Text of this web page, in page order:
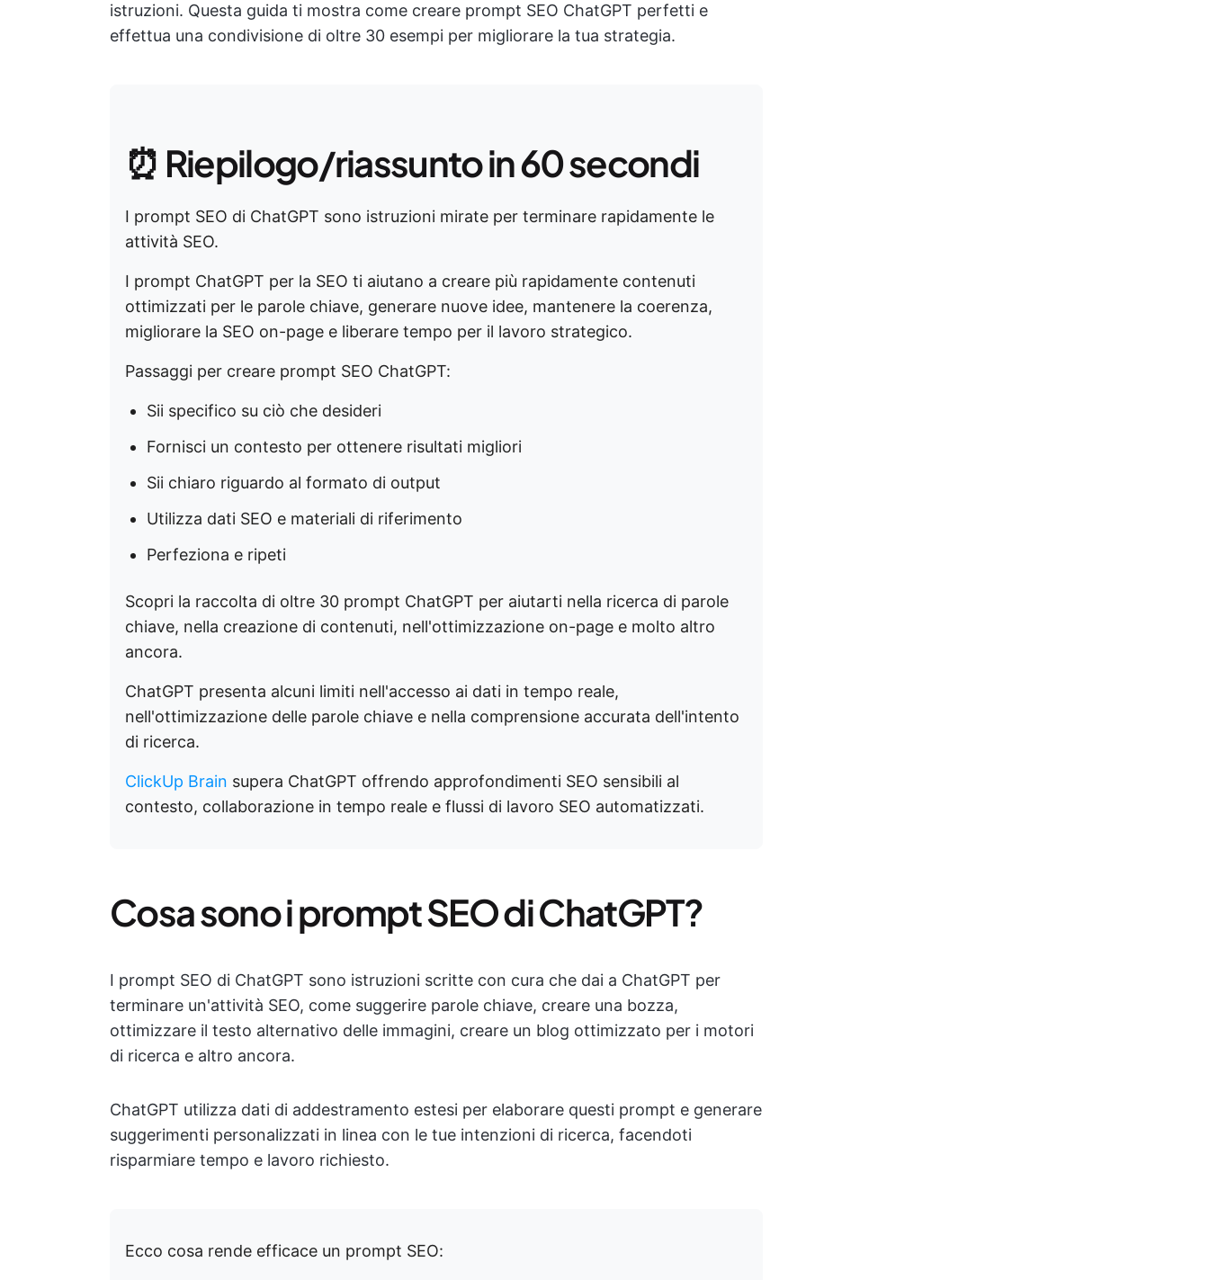
istruzioni. Questa guida ti mostra come creare prompt SEO ChatGPT perfetti e
effettua una condivisione di oltre 30 esempi per migliorare la tua strategia.
⏰ Riepilogo/riassunto in 60 secondi
I prompt SEO di ChatGPT sono istruzioni mirate per terminare rapidamente le
attività SEO.
I prompt ChatGPT per la SEO ti aiutano a creare più rapidamente contenuti
ottimizzati per le parole chiave, generare nuove idee, mantenere la coerenza,
migliorare la SEO on-page e liberare tempo per il lavoro strategico.
Passaggi per creare prompt SEO ChatGPT:
Sii specifico su ciò che desideri
Fornisci un contesto per ottenere risultati migliori
Sii chiaro riguardo al formato di output
Utilizza dati SEO e materiali di riferimento
Perfeziona e ripeti
Scopri la raccolta di oltre 30 prompt ChatGPT per aiutarti nella ricerca di parole
chiave, nella creazione di contenuti, nell'ottimizzazione on-page e molto altro
ancora.
ChatGPT presenta alcuni limiti nell'accesso ai dati in tempo reale,
nell'ottimizzazione delle parole chiave e nella comprensione accurata dell'intento
di ricerca.
ClickUp Brain supera ChatGPT offrendo approfondimenti SEO sensibili al
contesto, collaborazione in tempo reale e flussi di lavoro SEO automatizzati.
Cosa sono i prompt SEO di ChatGPT?
I prompt SEO di ChatGPT sono istruzioni scritte con cura che dai a ChatGPT per
terminare un'attività SEO, come suggerire parole chiave, creare una bozza,
ottimizzare il testo alternativo delle immagini, creare un blog ottimizzato per i motori
di ricerca e altro ancora.
ChatGPT utilizza dati di addestramento estesi per elaborare questi prompt e generare
suggerimenti personalizzati in linea con le tue intenzioni di ricerca, facendoti
risparmiare tempo e lavoro richiesto.
Ecco cosa rende efficace un prompt SEO: